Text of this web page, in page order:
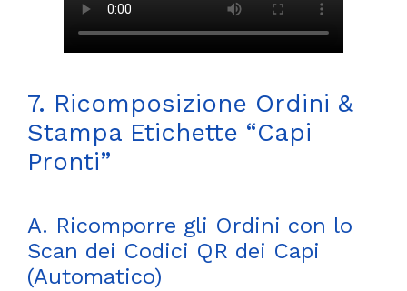
7. Ricomposizione Ordini &
Stampa Etichette “Capi
Pronti”
A. Ricomporre gli Ordini con lo
Scan dei Codici QR dei Capi
(Automatico)